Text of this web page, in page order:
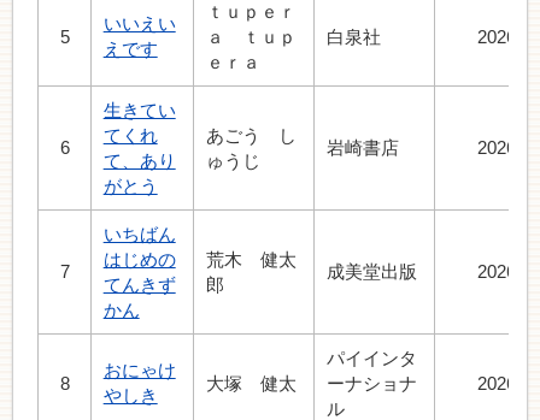
5
いいえい
えです
ｔｕｐｅｒ
ａ ｔｕｐ
ｅｒａ
白泉社 2026.4
6
生きてい
てくれ
て、あり
がとう
あごう し
ゅうじ
岩崎書店 2026.7
7
いちばん
はじめの
てんきず
かん
荒木 健太
郎
成美堂出版 2026.8
8
おにゃけ
やしき
大塚 健太
パイインタ
ーナショナ
ル
2026.7